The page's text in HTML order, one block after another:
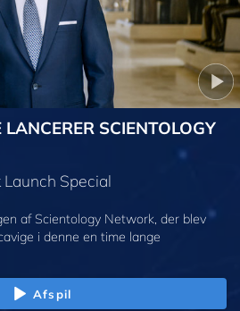
SCIENTOLOGY
Special
af Scientology Network, der blev
i denne en time lange
Afspil